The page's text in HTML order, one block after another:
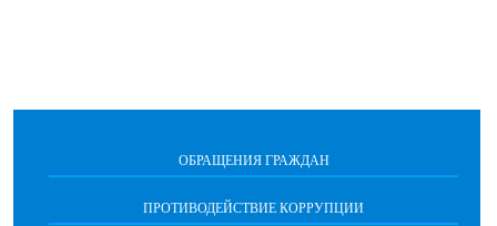
ОБРАЩЕНИЯ ГРАЖДАН
ПРОТИВОДЕЙСТВИЕ КОРРУПЦИИ